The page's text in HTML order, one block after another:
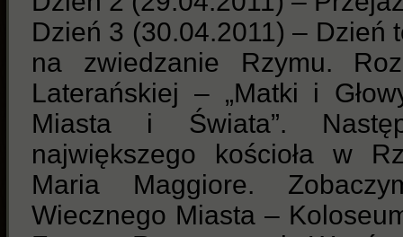
Dzień 3 (30.04.2011) – Dzień
na zwiedzanie Rzymu.
Laterańskiej – „Matki i
Miasta i Świata”.
największego kościoła w
Maria Maggiore.
Wiecznego Miasta –